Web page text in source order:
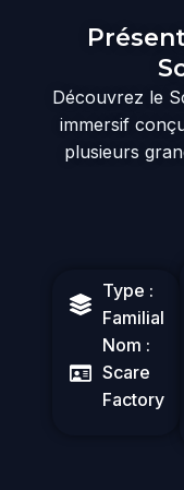
Découvrez le
immersif
plusieurs
Type :
Familial
Nom :
Scare
Factory